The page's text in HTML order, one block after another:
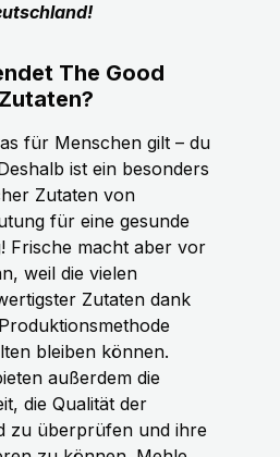
The Good
für Menschen gilt – du
ist ein besonders
Zutaten von
für eine gesunde
Frische macht aber vor
weil die vielen
Zutaten dank
bleiben können.
außerdem die
die Qualität der
zu überprüfen und ihre